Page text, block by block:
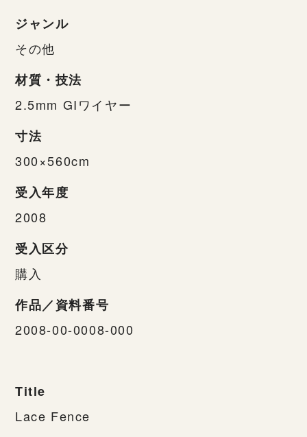
ジャンル
その他
材質・技法
2.5mm GIワイヤー
寸法
300×560cm
受入年度
2008
受入区分
購入
作品／資料番号
2008-00-0008-000
Title
Lace Fence